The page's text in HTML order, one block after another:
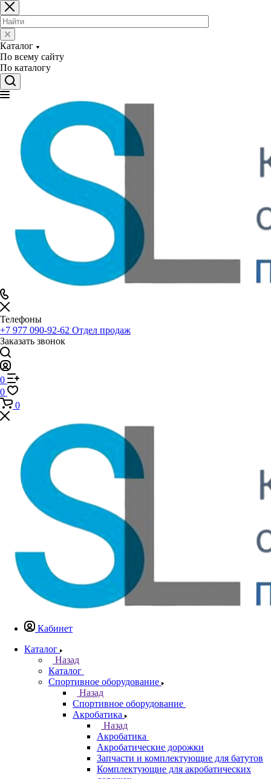
Каталог
По всему сайту
По каталогу
Телефоны
+7 977 090-92-62 Отдел продаж
Заказать звонок
0
0
0
Кабинет
Каталог
Назад
Каталог
Спортивное оборудование
Назад
Спортивное оборудование
Акробатика
Назад
Акробатика
Акробатические дорожки
Запчасти и комплектующие для батутов
Комплектующие для акробатических